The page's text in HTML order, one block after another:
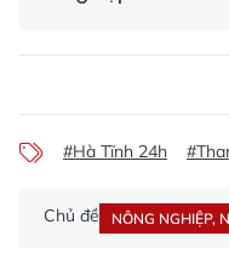
#Hà Tĩnh 24h
Chủ đề NÔNG NGHIỆP,